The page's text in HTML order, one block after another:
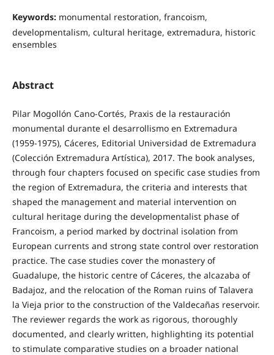
Keywords: monumental restoration, francoism,
developmentalism, cultural heritage, extremadura, historic
ensembles
Abstract
Pilar Mogollón Cano-Cortés, Praxis de la restauración
monumental durante el desarrollismo en Extremadura
(1959-1975), Cáceres, Editorial Universidad de Extremadura
(Colección Extremadura Artística), 2017. The book analyses,
through four chapters focused on specific case studies from
the region of Extremadura, the criteria and interests that
shaped the management and material intervention on
cultural heritage during the developmentalist phase of
Francoism, a period marked by doctrinal isolation from
European currents and strong state control over restoration
practice. The case studies cover the monastery of
Guadalupe, the historic centre of Cáceres, the alcazaba of
Badajoz, and the relocation of the Roman ruins of Talavera
la Vieja prior to the construction of the Valdecañas reservoir.
The reviewer regards the work as rigorous, thoroughly
documented, and clearly written, highlighting its potential
to stimulate comparative studies on a broader national